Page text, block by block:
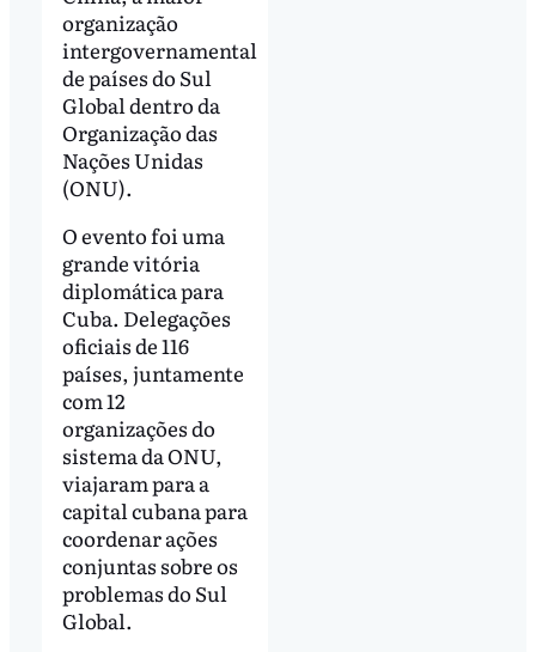
organização
intergovernamental
de países do Sul
Global dentro da
Organização das
Nações Unidas
(ONU).
O evento foi uma
grande vitória
diplomática para
Cuba. Delegações
oficiais de 116
países, juntamente
com 12
organizações do
sistema da ONU,
viajaram para a
capital cubana para
coordenar ações
conjuntas sobre os
problemas do Sul
Global.